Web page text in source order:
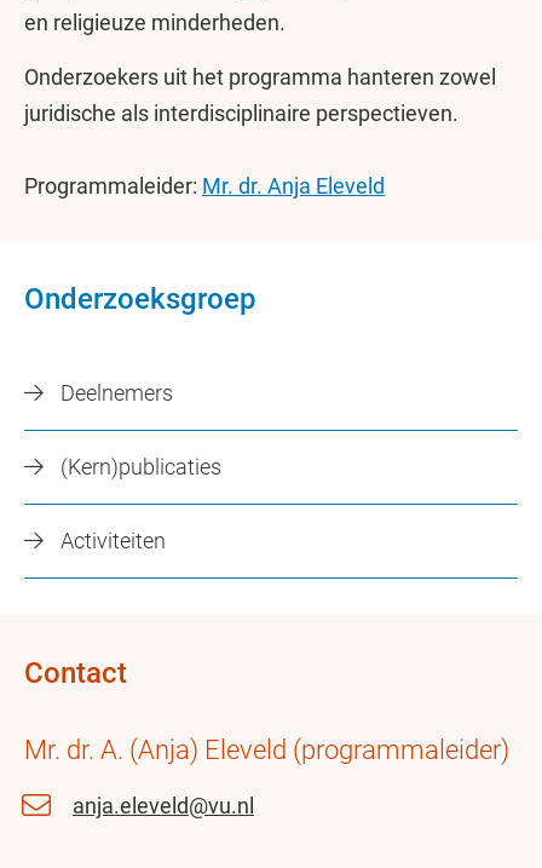
en religieuze minderheden.
Onderzoekers uit het programma hanteren zowel
juridische als interdisciplinaire perspectieven.
Programmaleider: Mr. dr. Anja Eleveld
Onderzoeksgroep
Deelnemers
(Kern)publicaties
Activiteiten
Contact
Mr. dr. A. (Anja) Eleveld (programmaleider)
anja.eleveld@vu.nl